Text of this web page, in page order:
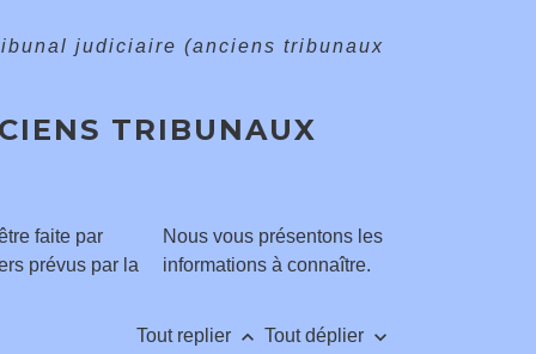
judiciaire (anciens tribunaux
TRIBUNAUX
faite par
prévus par la
Nous vous présentons les
informations à connaître.
Tout replier keyboard_arrow_up Tout déplier keyboard_arrow_down